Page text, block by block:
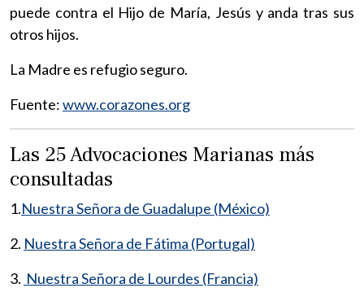
puede contra el Hijo de María, Jesús y anda tras sus
otros hijos.
La Madre es refugio seguro.
Fuente:www.corazones.org
Las 25 Advocaciones Marianas más
consultadas
1.Nuestra Señora de Guadalupe (México)
2. Nuestra Señora de Fátima (Portugal)
3. Nuestra Señora de Lourdes (Francia)